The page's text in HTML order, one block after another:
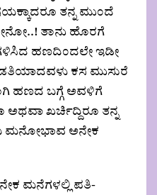
ತನ್ನ ಮುಂದೆ
ತಾನು ಹೊರಗೆ
ಗಳಿಸಿದ ಹಣದಿಂದಲೇ ಇಡೀ
ಕಸ ಮುಸುರೆ
ಹಣದ ಬಗ್ಗೆ ಅವಳಿಗೆ
ಖರ್ಚಿದ್ದಿರೂ ತನ್ನ
ಮನೋಭಾವ ಅನೇಕ
ಮನೆಗಳಲ್ಲಿ ಪತಿ-